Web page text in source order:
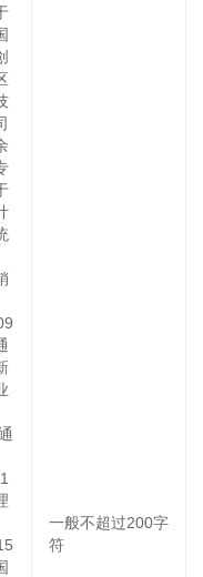
一般不超过200字
符